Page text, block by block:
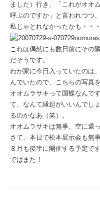
ました）行き、「これがオオ
呼ぶのですか」と言われつつ
私じゃとれなかったかも・・・
これは偶然にも数日前にその
だそうです。
わが家に今日入っていたのは
んでいたので、こちらの写真
オオムラサキって国蝶なんで
て、なんて縁起がいいんでし
るのかなあ（笑）。
オオムラサキは無事、空に還
さて、本日で松本展示会も無
８月も後半に開催する予定です
ではまた！